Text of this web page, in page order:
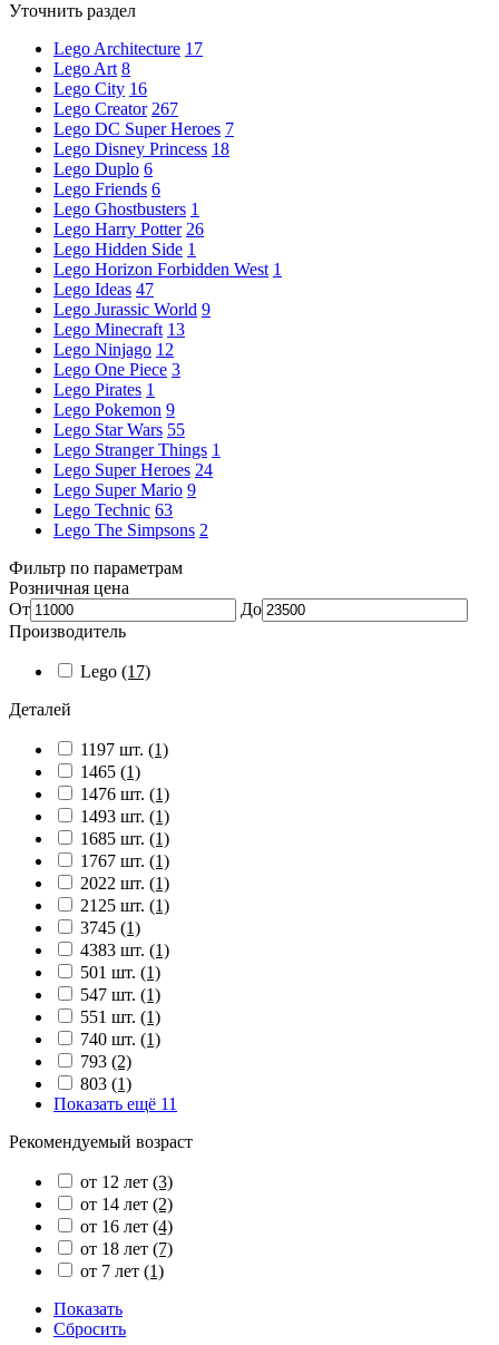
Уточнить раздел
Lego Architecture 17
Lego Art 8
Lego City 16
Lego Creator 267
Lego DC Super Heroes 7
Lego Disney Princess 18
Lego Duplo 6
Lego Friends 6
Lego Ghostbusters 1
Lego Harry Potter 26
Lego Hidden Side 1
Lego Horizon Forbidden West 1
Lego Ideas 47
Lego Jurassic World 9
Lego Minecraft 13
Lego Ninjago 12
Lego One Piece 3
Lego Pirates 1
Lego Pokemon 9
Lego Star Wars 55
Lego Stranger Things 1
Lego Super Heroes 24
Lego Super Mario 9
Lego Technic 63
Lego The Simpsons 2
Фильтр по параметрам
Розничная цена
От
До
Производитель
Lego (17)
Деталей
1197 шт. (1)
1465 (1)
1476 шт. (1)
1493 шт. (1)
1685 шт. (1)
1767 шт. (1)
2022 шт. (1)
2125 шт. (1)
3745 (1)
4383 шт. (1)
501 шт. (1)
547 шт. (1)
551 шт. (1)
740 шт. (1)
793 (2)
803 (1)
Показать ещё 11
Рекомендуемый возраст
от 12 лет (3)
от 14 лет (2)
от 16 лет (4)
от 18 лет (7)
от 7 лет (1)
Показать
Сбросить